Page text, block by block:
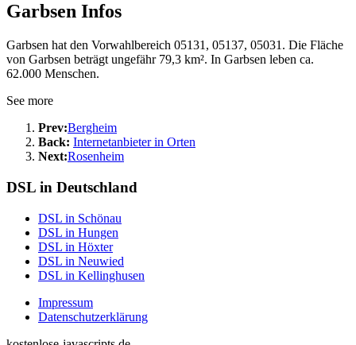
Garbsen Infos
Garbsen hat den Vorwahlbereich 05131, 05137, 05031. Die Fläche
von Garbsen beträgt ungefähr 79,3 km². In Garbsen leben ca.
62.000 Menschen.
See more
Prev:Bergheim
Back: Internetanbieter in Orten
Next:Rosenheim
DSL in Deutschland
DSL in Schönau
DSL in Hungen
DSL in Höxter
DSL in Neuwied
DSL in Kellinghusen
Impressum
Datenschutzerklärung